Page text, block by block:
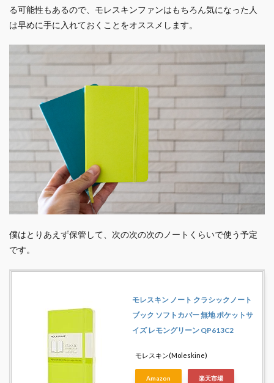
る可能性もあるので、モレスキンファンはもちろん気になった人
は早めに手に入れておくことをオススメします。
僕はとりあえず保管して、次の次の次のノートくらいで使う予定
です。
モレスキン ノート クラシックノート
ブック ソフトカバー 無地 ポケットサ
イズ レモングリーン QP613C2
モレスキン(Moleskine)
Amazon 楽天市場